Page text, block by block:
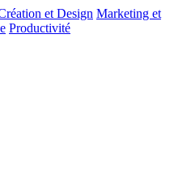
et Design Marketing et
Productivité